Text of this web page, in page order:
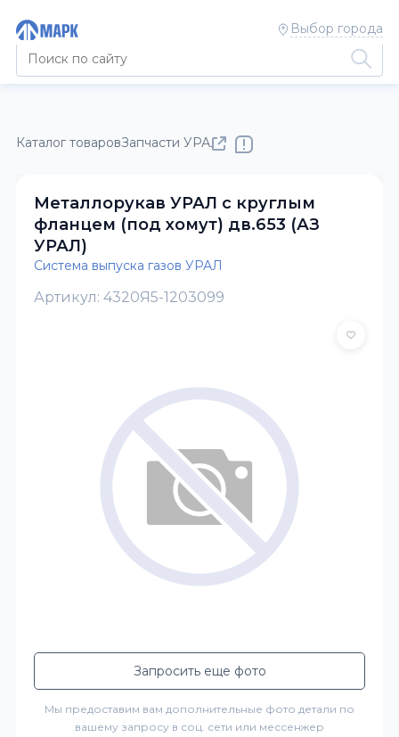
Выбор города
Каталог товаровЗапчасти УРАЛСистема выпуска газов
Металлорукав УРАЛ с круглым
фланцем (под хомут) дв.653 (АЗ
УРАЛ)
Система выпуска газов УРАЛ
Артикул: 4320Я5-1203099
Запросить еще фото
Мы предоставим вам дополнительные фото детали по
вашему запросу в соц. сети или мессенжер